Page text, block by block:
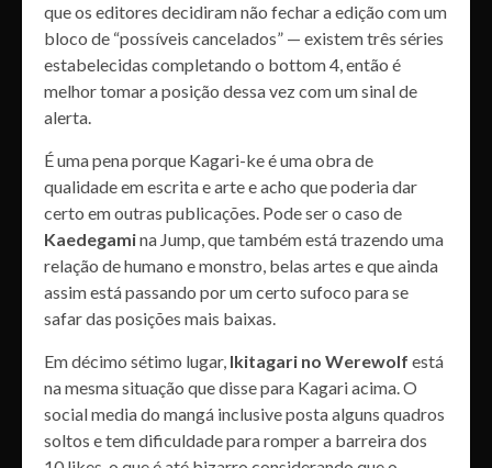
que os editores decidiram não fechar a edição com um
bloco de “possíveis cancelados” — existem três séries
estabelecidas completando o bottom 4, então é
melhor tomar a posição dessa vez com um sinal de
alerta.
É uma pena porque Kagari-ke é uma obra de
qualidade em escrita e arte e acho que poderia dar
certo em outras publicações. Pode ser o caso de
Kaedegamina Jump, que também está trazendo uma
relação de humano e monstro, belas artes e que ainda
assim está passando por um certo sufoco para se
safar das posições mais baixas.
Em décimo sétimo lugar, Ikitagari no Werewolf está
na mesma situação que disse para Kagari acima. O
social media do mangá inclusive posta alguns quadros
soltos e tem dificuldade para romper a barreira dos